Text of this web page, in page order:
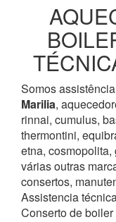
Somos
Marilia,
rinnai, cumulus,
thermontini,
etna,
várias outras
consertos,
Assistencia
Conserto de